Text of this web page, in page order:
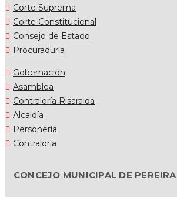
Corte Suprema
Corte Constitucional
Consejo de Estado
Procuraduría
Gobernación
Asamblea
Contraloría Risaralda
Alcaldía
Personería
Contraloría
CONCEJO MUNICIPAL DE PEREIRA